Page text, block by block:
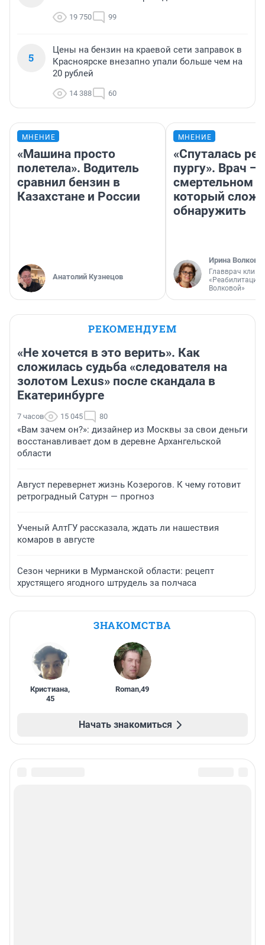
19 750 99
5
Цены на бензин на краевой сети заправок в
Красноярске внезапно упали больше чем на
20 рублей
14 388 60
МНЕНИЕ
«Машина просто
полетела». Водитель
сравнил бензин в
Казахстане и России
Анатолий Кузнецов
МНЕНИЕ
«Спуталась
пургу». Врач —
смертельном
который
обнаружить
Ирина Волкова
Главврач
«Реабилитация
Волковой»
РЕКОМЕНДУЕМ
«Не хочется в это верить». Как
сложилась судьба «следователя на
золотом Lexus» после скандала в
Екатеринбурге
7 часов 15 045 80
«Вам зачем он?»: дизайнер из Москвы за свои деньги
восстанавливает дом в деревне Архангельской
области
Август перевернет жизнь Козерогов. К чему готовит
ретроградный Сатурн — прогноз
Ученый АлтГУ рассказала, ждать ли нашествия
комаров в августе
Сезон черники в Мурманской области: рецепт
хрустящего ягодного штрудель за полчаса
ЗНАКОМСТВА
Кристиана,
45
Roman,49
Начать знакомиться